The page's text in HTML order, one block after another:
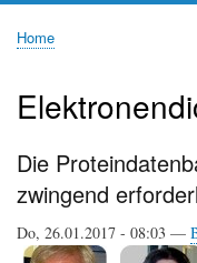
Home
Die
zwingend
Do, 26.01.2017 - 08:03 —